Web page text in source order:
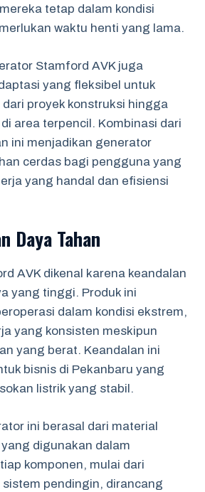
tetap dalam kondisi
waktu henti yang lama.
Stamford AVK juga
yang fleksibel untuk
proyek konstruksi hingga
area terpencil. Kombinasi dari
ini menjadikan generator
cerdas bagi pengguna yang
yang handal dan efisiensi
Daya Tahan
AVK dikenal karena keandalan
yang tinggi. Produk ini
dalam kondisi ekstrem,
yang konsisten meskipun
yang berat. Keandalan ini
bisnis di Pekanbaru yang
listrik yang stabil.
ini berasal dari material
digunakan dalam
komponen, mulai dari
pendingin, dirancang